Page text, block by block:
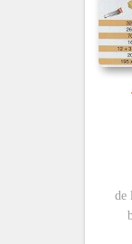
de